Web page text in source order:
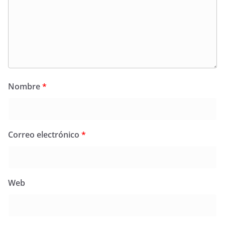
Nombre*
Correo electrónico *
Web